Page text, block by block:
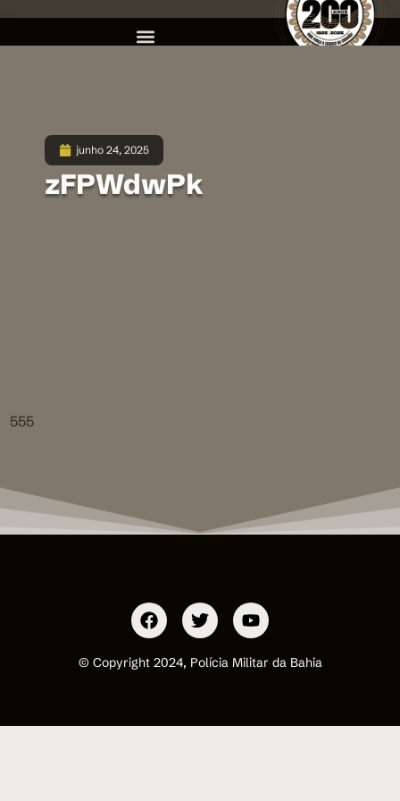
junho 24, 2025
zFPWdwPk
555
© Copyright 2024, Polícia Militar da Bahia